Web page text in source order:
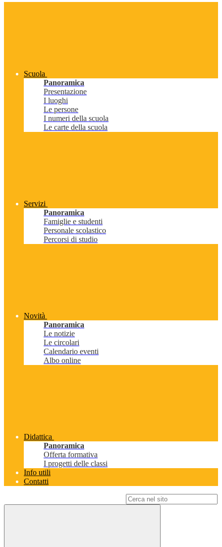
Scuola
Panoramica
Presentazione
I luoghi
Le persone
I numeri della scuola
Le carte della scuola
Servizi
Panoramica
Famiglie e studenti
Personale scolastico
Percorsi di studio
Novità
Panoramica
Le notizie
Le circolari
Calendario eventi
Albo online
Didattica
Panoramica
Offerta formativa
I progetti delle classi
Info utili
Contatti